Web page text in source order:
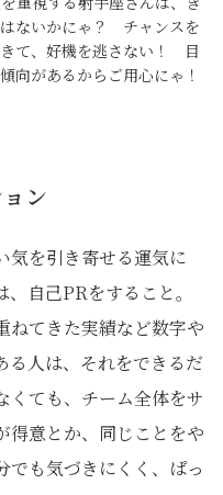
ないかにゃ？ チャンスを
て、好機を逃さない！ 目
向があるからご用心にゃ！
ン
気を引き寄せる運気に
自己PRをすること。
ねてきた実績など数字や
る人は、それをできるだ
くても、チーム全体をサ
得意とか、同じことをや
でも気づきにくく、ぱっ